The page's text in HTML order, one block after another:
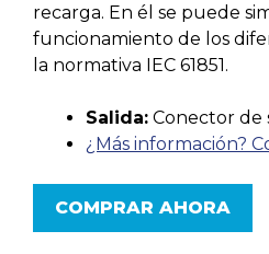
recarga. En él se puede
funcionamiento de los
la normativa IEC 61851.
Salida: Conector de
¿Más información?
COMPRAR AHORA